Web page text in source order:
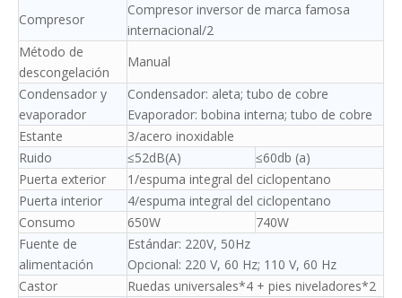
Compresor
Compresor inversor de marca famosa
internacional/2
Método de
descongelación
Manual
Condensador y
evaporador
Condensador: aleta; tubo de cobre
Evaporador: bobina interna; tubo de cobre
Estante
3/acero inoxidable
Ruido
≤52dB(A)
≤60db (a)
Puerta exterior
1/espuma integral del ciclopentano
Puerta interior
4/espuma integral del ciclopentano
Consumo
650W
740W
Fuente de
alimentación
Estándar: 220V, 50Hz
Opcional: 220 V, 60 Hz; 110 V, 60 Hz
Castor
Ruedas universales*4 + pies niveladores*2